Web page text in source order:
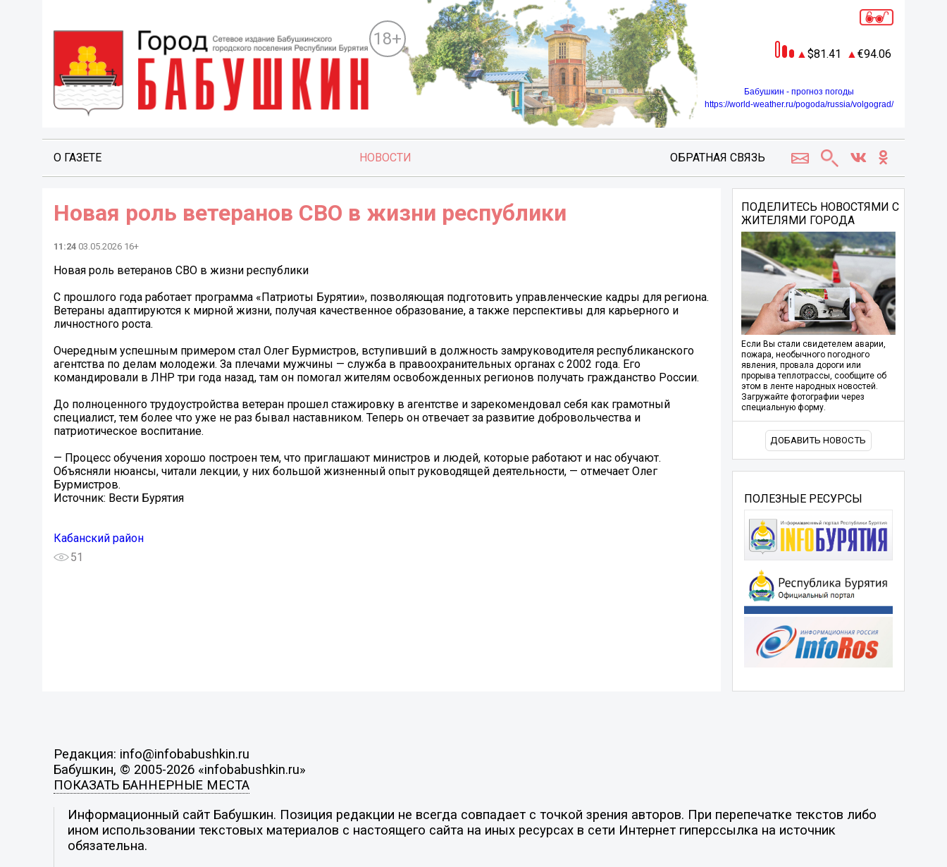
18+
81.41 94.06
Бабушкин - прогноз погоды
https://world-weather.ru/pogoda/russia/volgograd/
О ГАЗЕТЕ НОВОСТИ ОБРАТНАЯ СВЯЗЬ
Новая роль ветеранов СВО в жизни республики
11:24 03.05.2026 16+
Новая роль ветеранов СВО в жизни республики
С прошлого года работает программа «Патриоты Бурятии», позволяющая подготовить управленческие кадры для региона.
Ветераны адаптируются к мирной жизни, получая качественное образование, а также перспективы для карьерного и
личностного роста.
Очередным успешным примером стал Олег Бурмистров, вступивший в должность замруководителя республиканского
агентства по делам молодежи. За плечами мужчины — служба в правоохранительных органах с 2002 года. Его
командировали в ЛНР три года назад, там он помогал жителям освобожденных регионов получать гражданство России.
До полноценного трудоустройства ветеран прошел стажировку в агентстве и зарекомендовал себя как грамотный
специалист, тем более что уже не раз бывал наставником. Теперь он отвечает за развитие добровольчества и
патриотическое воспитание.
— Процесс обучения хорошо построен тем, что приглашают министров и людей, которые работают и нас обучают.
Объясняли нюансы, читали лекции, у них большой жизненный опыт руководящей деятельности, — отмечает Олег
Бурмистров.
Источник: Вести Бурятия
Кабанский район
51
ПОДЕЛИТЕСЬ НОВОСТЯМИ С
ЖИТЕЛЯМИ ГОРОДА
Если Вы стали свидетелем аварии,
пожара, необычного погодного
явления, провала дороги или
прорыва теплотрассы, сообщите об
этом в ленте народных новостей.
Загружайте фотографии через
специальную форму.
ДОБАВИТЬ НОВОСТЬ
ПОЛЕЗНЫЕ РЕСУРСЫ
Редакция: info@infobabushkin.ru
Бабушкин, © 2005-2026 «infobabushkin.ru»
ПОКАЗАТЬ БАННЕРНЫЕ МЕСТА
Информационный сайт Бабушкин. Позиция редакции не всегда совпадает с точкой зрения авторов. При перепечатке текстов либо
ином использовании текстовых материалов с настоящего сайта на иных ресурсах в сети Интернет гиперссылка на источник
обязательна.